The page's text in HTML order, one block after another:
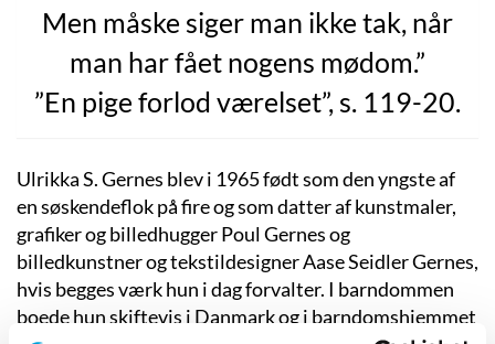
Men måske siger man ikke tak, når
man har fået nogens mødom.”
”En pige forlod værelset”, s. 119-20.
Ulrikka S. Gernes blev i 1965 født som den yngste af
en søskendeflok på fire og som datter af kunstmaler,
grafiker og billedhugger Poul Gernes og
billedkunstner og tekstildesigner Aase Seidler Gernes,
hvis begges værk hun i dag forvalter. I barndommen
boede hun skiftevis i Danmark og i barndomshjemmet